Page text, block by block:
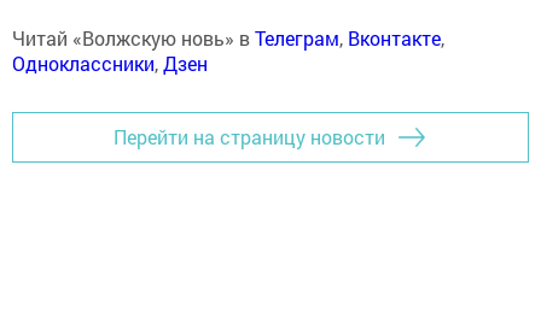
Читай «Волжскую новь» вТелеграм, Вконтакте,
Одноклассники,Дзен
Перейти на страницу новости